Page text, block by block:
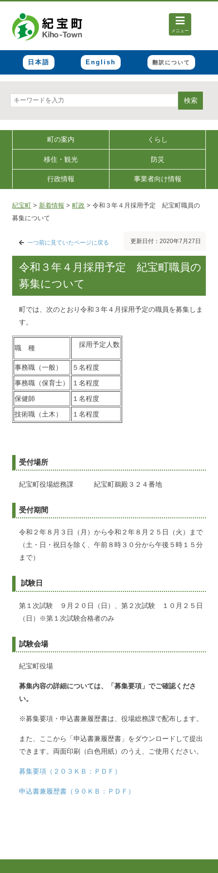
メニュー
日本語 English 翻訳について
検索
町の案内 くらし
移住・観光 防災
行政情報 事業者向け情報
紀宝町 > 新着情報 > 町政 > 令和３年４月採用予定 紀宝町職員の
募集について
一つ前に見ていたページに戻る 更新日付：2020年7月27日
令和３年４月採用予定 紀宝町職員の
募集について
町では、次のとおり令和３年４月採用予定の職員を募集しま
す。
職 種 採用予定人数
事務職（一般）
５名程度
事務職（保育士）
１名程度
保健師
１名程度
技術職（土木）
１名程度
受付場所
紀宝町役場総務課 紀宝町鵜殿３２４番地
受付期間
令和２年８月３日（月）から令和２年８月２５日（火）まで
（土・日・祝日を除く、午前８時３０分から午後５時１５分
まで）
試験日
第１次試験 ９月２０日（日）、第２次試験 １０月２５日
（日）※第１次試験合格者のみ
試験会場
紀宝町役場
募集内容の詳細については、「募集要項」でご確認くださ
い。
※募集要項・申込書兼履歴書は、役場総務課で配布します。
また、ここから「申込書兼履歴書」をダウンロードして提出
できます。両面印刷（白色用紙）のうえ、ご使用ください。
募集要項（２０３ＫＢ：ＰＤＦ）
申込書兼履歴書（９０ＫＢ：ＰＤＦ）